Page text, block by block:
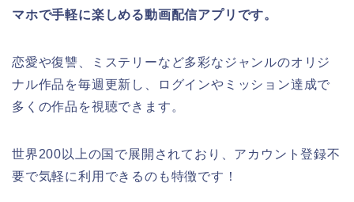
マホで手軽に楽しめる動画配信アプリです。
恋愛や復讐、ミステリーなど多彩なジャンルのオリジ
ナル作品を毎週更新し、ログインやミッション達成で
多くの作品を視聴できます。
世界200以上の国で展開されており、アカウント登録不
要で気軽に利用できるのも特徴です！